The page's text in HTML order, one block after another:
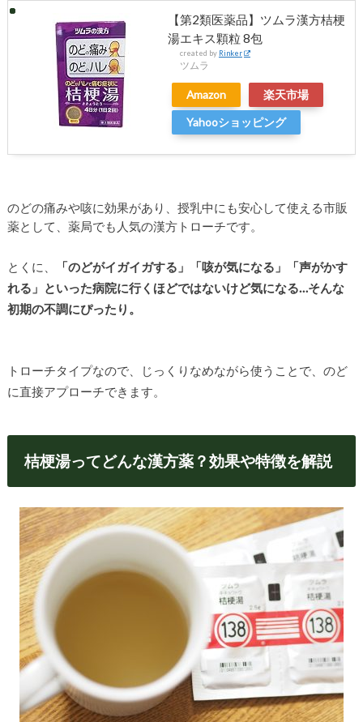
【第2類医薬品】ツムラ漢方桔梗
湯エキス顆粒 8包
created by Rinker
ツムラ
Amazon
楽天市場
Yahooショッピング
のどの痛みや咳に効果があり、授乳中にも安心して使える市販
薬として、薬局でも人気の漢方トローチです。
とくに、
「のどがイガイガする」「咳が気になる」「声がかす
れる」といった病院に行くほどではないけど気になる…そんな
初期の不調にぴったり。
トローチタイプなので、じっくりなめながら使うことで、のど
に直接アプローチできます。
桔梗湯ってどんな漢方薬？効果や特徴を解説